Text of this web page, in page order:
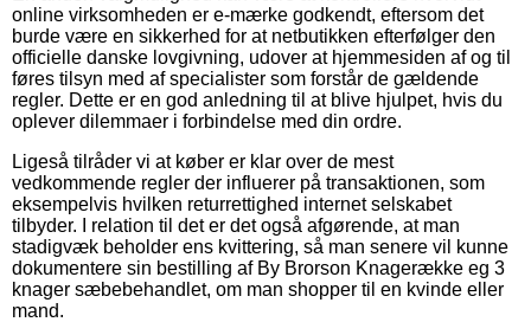
online virksomheden er e-mærke godkendt, eftersom det
burde være en sikkerhed for at netbutikken efterfølger den
officielle danske lovgivning, udover at hjemmesiden af og til
føres tilsyn med af specialister som forstår de gældende
regler. Dette er en god anledning til at blive hjulpet, hvis du
oplever dilemmaer i forbindelse med din ordre.
Ligeså tilråder vi at køber er klar over de mest
vedkommende regler der influerer på transaktionen, som
eksempelvis hvilken returrettighed internet selskabet
tilbyder. I relation til det er det også afgørende, at man
stadigvæk beholder ens kvittering, så man senere vil kunne
dokumentere sin bestilling af By Brorson Knagerække eg 3
knager sæbebehandlet, om man shopper til en kvinde eller
mand.